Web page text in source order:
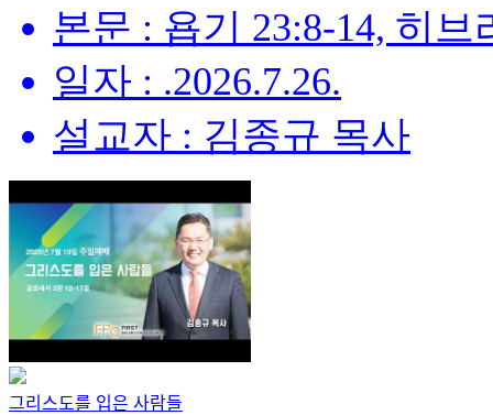
본문 : 욥기 23:8-14, 히브
일자 : .2026.7.26.
설교자 : 김종규 목사
그리스도를 입은 사람들